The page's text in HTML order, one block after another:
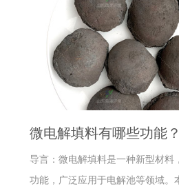
臭氧分解的技术。其原理
微电解填料有哪些功能？
导言：微电解填料是一种新型材料
功能，广泛应用于电解池等领域。